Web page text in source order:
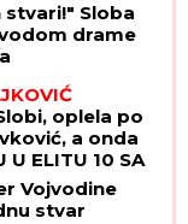
Sloba
drame
oplela po
a onda
ELITU 10 SA
sportista"
Vojvodine
stvar